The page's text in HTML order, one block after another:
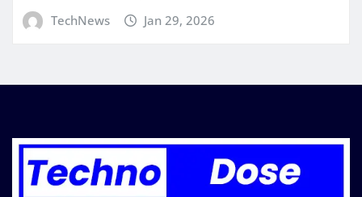
TechNews Jan 29, 2026